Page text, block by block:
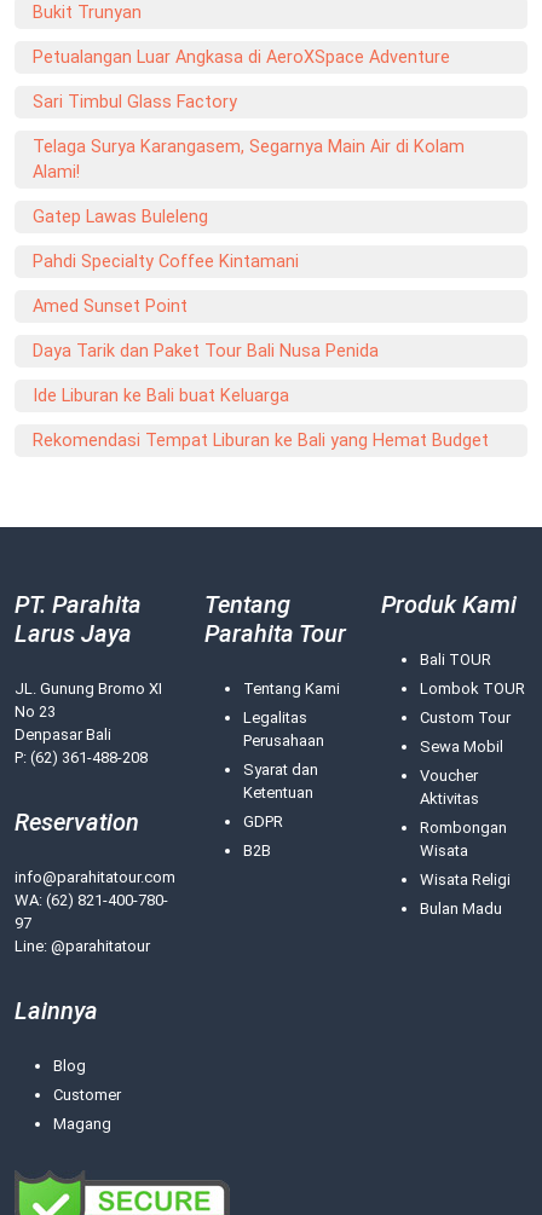
Bukit Trunyan
Petualangan Luar Angkasa di AeroXSpace Adventure
Sari Timbul Glass Factory
Telaga Surya Karangasem, Segarnya Main Air di Kolam
Alami!
Gatep Lawas Buleleng
Pahdi Specialty Coffee Kintamani
Amed Sunset Point
Daya Tarik dan Paket Tour Bali Nusa Penida
Ide Liburan ke Bali buat Keluarga
Rekomendasi Tempat Liburan ke Bali yang Hemat Budget
PT. Parahita
Larus Jaya
JL. Gunung Bromo XI
No 23
Denpasar Bali
P: (62) 361-488-208
Reservation
info@parahitatour.com
WA: (62) 821-400-780-
97
Line: @parahitatour
Tentang
Parahita Tour
Tentang Kami
Legalitas
Perusahaan
Syarat dan
Ketentuan
GDPR
B2B
Produk Kami
Bali TOUR
Lombok TOUR
Custom Tour
Sewa Mobil
Voucher
Aktivitas
Rombongan
Wisata
Wisata Religi
Bulan Madu
Lainnya
Blog
Customer
Magang